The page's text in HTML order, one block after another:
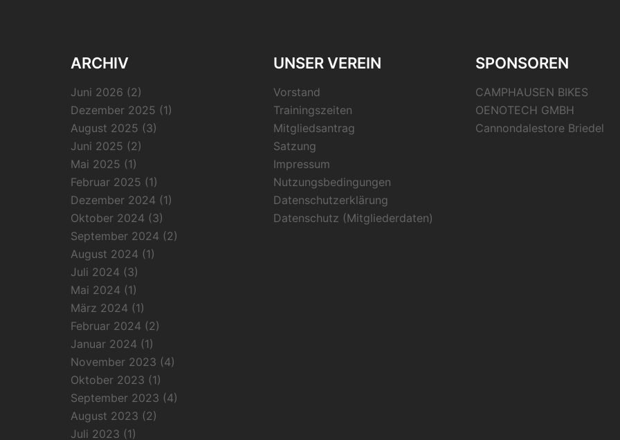
ARCHIV
Juni 2026 (2)
Dezember 2025 (1)
August 2025 (3)
Juni 2025 (2)
Mai 2025 (1)
Februar 2025 (1)
Dezember 2024 (1)
Oktober 2024 (3)
September 2024 (2)
August 2024 (1)
Juli 2024 (3)
Mai 2024 (1)
März 2024 (1)
Februar 2024 (2)
Januar 2024 (1)
November 2023 (4)
Oktober 2023 (1)
September 2023 (4)
August 2023 (2)
Juli 2023 (1)
UNSER VEREIN
Vorstand
Trainingszeiten
Mitgliedsantrag
Satzung
Impressum
Nutzungsbedingungen
Datenschutzerklärung
Datenschutz (Mitgliederdaten)
SPONSOREN
CAMPHAUSEN BIKES
OENOTECH GMBH
Cannondalestore Briedel